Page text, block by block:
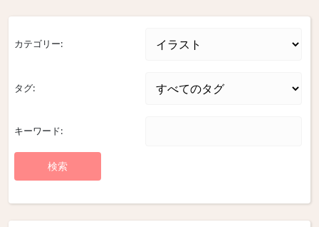
カテゴリー:
タグ:
キーワード: